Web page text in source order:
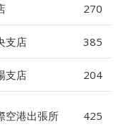
270
支店 385
支店 204
空港出張所 425